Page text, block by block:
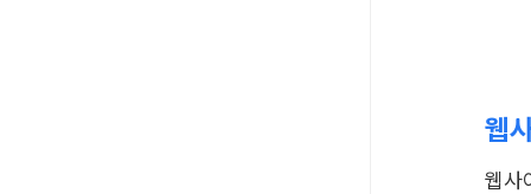
웹
웹사